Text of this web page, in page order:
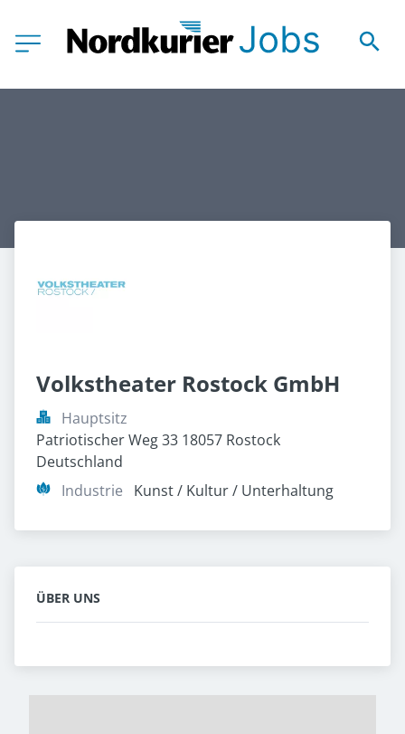
Volkstheater Rostock GmbH
Hauptsitz
Patriotischer Weg 33 18057 Rostock
Deutschland
Industrie
Kunst / Kultur / Unterhaltung
ÜBER UNS